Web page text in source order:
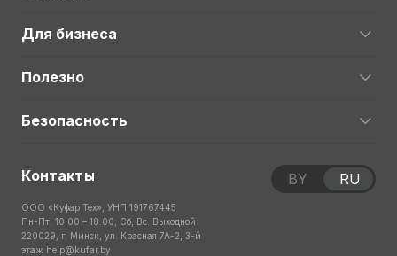
Для бизнеса
Полезно
Безопасность
Контакты
ООО «Куфар Тех», УНП 191767445
Пн-Пт: 10:00 – 18:00; Сб, Вс: Выходной
220029, г. Минск, ул. Красная 7А-2, 3-й
этаж help@kufar.by
BY RU